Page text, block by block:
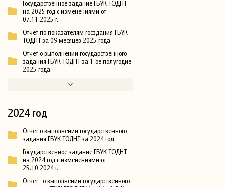
Государственное задание ГБУК ТОДНТ
на 2025 год с изменениями от
07.11.2025 г.
Отчет по показателям госздания ГБУК
ТОДНТ за 09 месяцев 2025 года
Отчет о выполнении государственного
задания ГБУК ТОДНТ за 1-ое полугодие
2025 года
2024 год
Отчет о выполнении государственного
задания ГБУК ТОДНТ за 2024 год
Государственное задание ГБУК ТОДНТ
на 2024 год с изменениями от
25.10.2024 г.
Отчет о выполнении государственного